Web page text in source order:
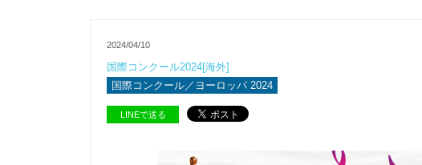
2024/04/10
国際コンクール2024[海外]
国際コンクール／ヨーロッパ 2024
LINEで送る